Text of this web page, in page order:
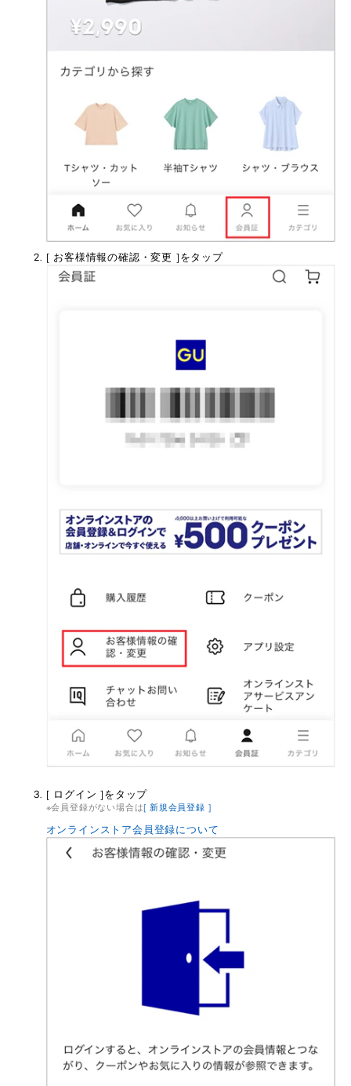
[ お客様情報の確認・変更 ]をタップ
[ ログイン ]をタップ
会員登録がない場合は[ 新規会員登録 ]
オンラインストア会員登録について